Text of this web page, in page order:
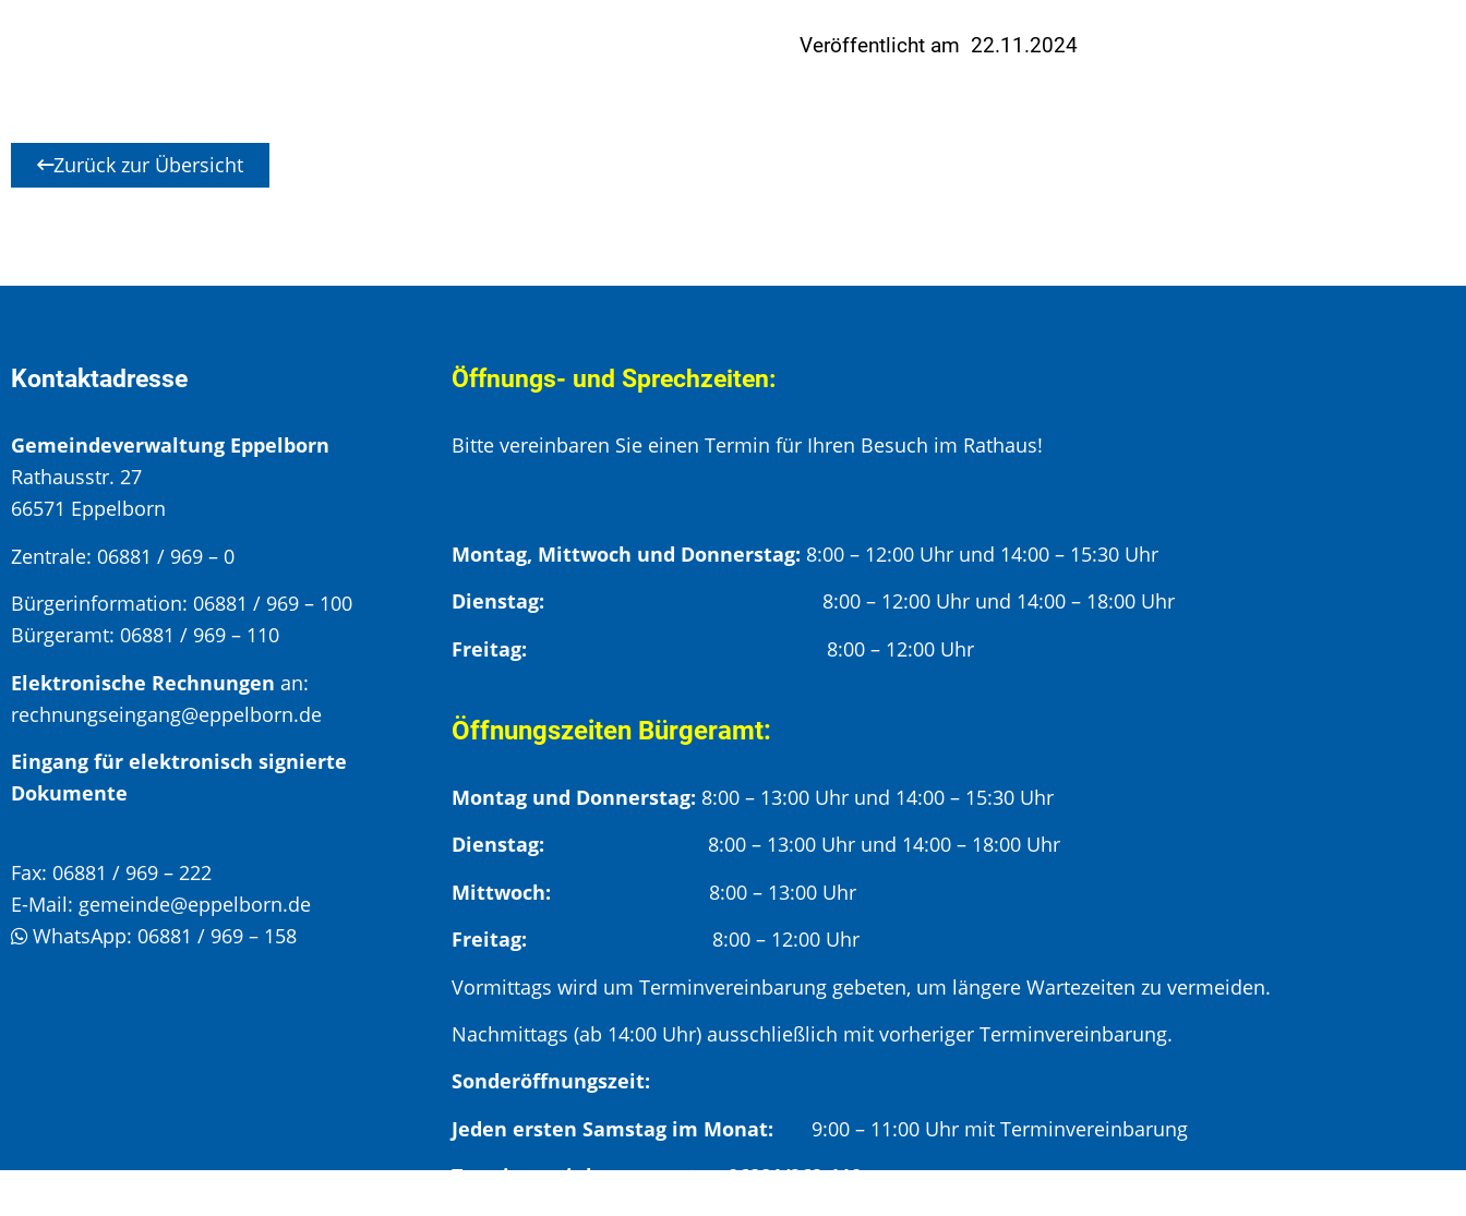
Veröffentlicht am 22.11.2024
Zurück zur Übersicht
Kontaktadresse
Gemeindeverwaltung Eppelborn
Rathausstr. 27
66571 Eppelborn
Zentrale: 06881 / 969 – 0
Bürgerinformation: 06881 / 969 – 100
Bürgeramt: 06881 / 969 – 110
Elektronische Rechnungen an:
rechnungseingang@eppelborn.de
Eingang für elektronisch signierte
Dokumente
Fax: 06881 / 969 – 222
E-Mail: gemeinde@eppelborn.de
WhatsApp: 06881 / 969 – 158
Öffnungs- und Sprechzeiten:
Bitte vereinbaren Sie einen Termin für Ihren Besuch im Rathaus!
Montag, Mittwoch und Donnerstag: 8:00 – 12:00 Uhr und 14:00 – 15:30 Uhr
Dienstag: 8:00 – 12:00 Uhr und 14:00 – 18:00 Uhr
Freitag:
8:00 – 12:00 Uhr
Öffnungszeiten Bürgeramt:
Montag und Donnerstag: 8:00 – 13:00 Uhr und 14:00 – 15:30 Uhr
Dienstag: 8:00 – 13:00 Uhr und 14:00 – 18:00 Uhr
Mittwoch: 8:00 – 13:00 Uhr
Freitag:
8:00 – 12:00 Uhr
Vormittags wird um Terminvereinbarung gebeten, um längere Wartezeiten zu vermeiden.
Nachmittags (ab 14:00 Uhr) ausschließlich mit vorheriger Terminvereinbarung.
Sonderöffnungszeit:
Jeden ersten Samstag im Monat: 9:00 – 11:00 Uhr mit Terminvereinbarung
Terminvereinbarung unter: 06881/969-110